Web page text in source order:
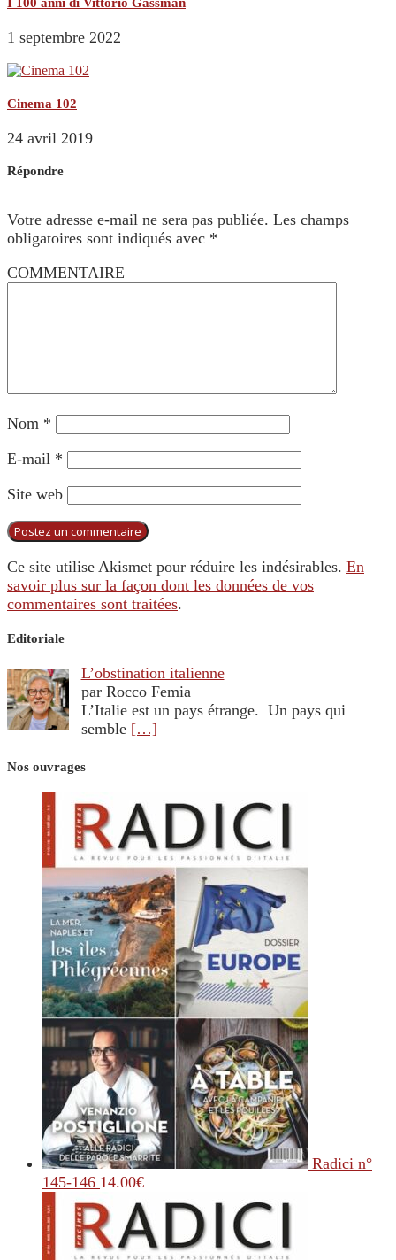
1 septembre 2022
Cinema 102
24 avril 2019
Répondre
Votre adresse e-mail ne sera pas publiée. Les champs
obligatoires sont indiqués avec *
COMMENTAIRE
Nom *
E-mail *
Site web
Ce site utilise Akismet pour réduire les indésirables. En
savoir plus sur la façon dont les données de vos
commentaires sont traitées.
Editoriale
L’obstination italienne
par Rocco Femia
L’Italie est un pays étrange. Un pays qui
semble […]
Nos ouvrages
Radici n°
145-146 14.00€